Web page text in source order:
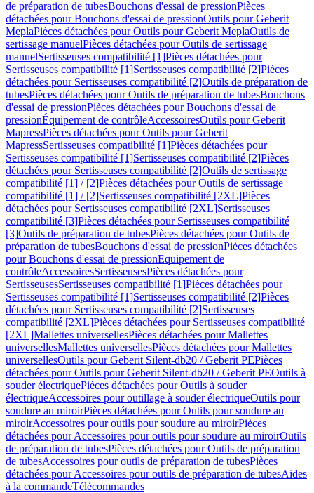
de préparation de tubesBouchons d'essai de pressionPièces
détachées pour Bouchons d'essai de pressionOutils pour Geberit
MeplaPièces détachées pour Outils pour Geberit MeplaOutils de
sertissage manuelPièces détachées pour Outils de sertissage
manuelSertisseuses compatibilité [1]Pièces détachées pour
Sertisseuses compatibilité [1]Sertisseuses compatibilité [2]Pièces
détachées pour Sertisseuses compatibilité [2]Outils de préparation de
tubesPièces détachées pour Outils de préparation de tubesBouchons
d'essai de pressionPièces détachées pour Bouchons d'essai de
pressionÉquipement de contrôleAccessoiresOutils pour Geberit
MapressPièces détachées pour Outils pour Geberit
MapressSertisseuses compatibilité [1]Pièces détachées pour
Sertisseuses compatibilité [1]Sertisseuses compatibilité [2]Pièces
détachées pour Sertisseuses compatibilité [2]Outils de sertissage
compatibilité [1] / [2]Pièces détachées pour Outils de sertissage
compatibilité [1] / [2]Sertisseuses compatibilité [2XL]Pièces
détachées pour Sertisseuses compatibilité [2XL]Sertisseuses
compatibilité [3]Pièces détachées pour Sertisseuses compatibilité
[3]Outils de préparation de tubesPièces détachées pour Outils de
préparation de tubesBouchons d'essai de pressionPièces détachées
pour Bouchons d'essai de pressionEquipement de
contrôleAccessoiresSertisseusesPièces détachées pour
SertisseusesSertisseuses compatibilité [1]Pièces détachées pour
Sertisseuses compatibilité [1]Sertisseuses compatibilité [2]Pièces
détachées pour Sertisseuses compatibilité [2]Sertisseuses
compatibilité [2XL]Pièces détachées pour Sertisseuses compatibilité
[2XL]Mallettes universellesPièces détachées pour Mallettes
universellesMallettes universellesPièces détachées pour Mallettes
universellesOutils pour Geberit Silent-db20 / Geberit PEPièces
détachées pour Outils pour Geberit Silent-db20 / Geberit PEOutils à
souder électriquePièces détachées pour Outils à souder
électriqueAccessoires pour outillage à souder électriqueOutils pour
soudure au miroirPièces détachées pour Outils pour soudure au
miroirAccessoires pour outils pour soudure au miroirPièces
détachées pour Accessoires pour outils pour soudure au miroirOutils
de préparation de tubesPièces détachées pour Outils de préparation
de tubesAccessoires pour outils de préparation de tubesPièces
détachées pour Accessoires pour outils de préparation de tubesAides
à la commandeTélécommandes